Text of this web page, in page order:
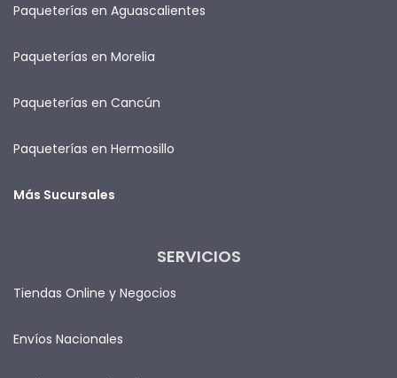
Paqueterías en Aguascalientes
Paqueterías en Morelia
Paqueterías en Cancún
Paqueterías en Hermosillo
Más Sucursales
SERVICIOS
Tiendas Online y Negocios
Envíos Nacionales